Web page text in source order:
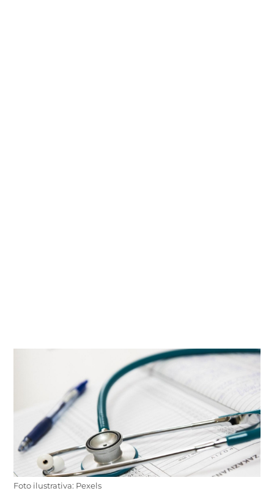
Foto ilustrativa: Pexels